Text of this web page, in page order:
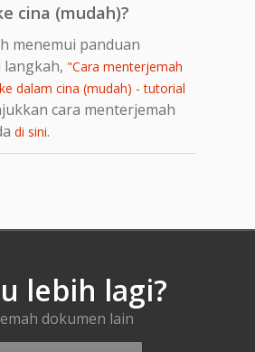
cina (mudah)?
menemui panduan
langkah, "Cara menterjemah
dalam cina (mudah) - tutorial
cara menterjemah
di sini.
lebih lagi?
dokumen lain